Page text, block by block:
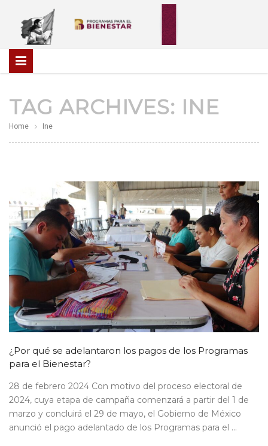
TAG ARCHIVES: INE
Home Ine
¿Por qué se adelantaron los pagos de los Programas
para el Bienestar?
28 de febrero 2024 Con motivo del proceso electoral de
2024, cuya etapa de campaña comenzará a partir del 1 de
marzo y concluirá el 29 de mayo, el Gobierno de México
anunció el pago adelantado de los Programas para el ...